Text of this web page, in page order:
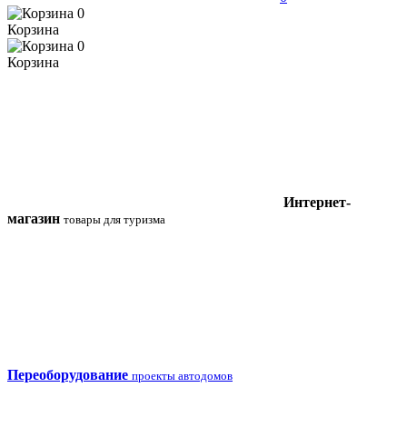
0
Корзина
0
Корзина
Интернет-
магазин товары для туризма
Переоборудование проекты автодомов